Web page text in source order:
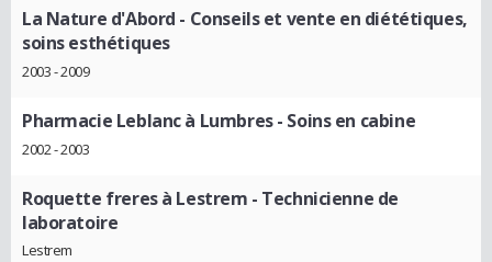
La Nature d'Abord - Conseils et vente en diététiques,
soins esthétiques
2003 - 2009
Pharmacie Leblanc à Lumbres- Soins en cabine
2002 - 2003
Roquette freres à Lestrem - Technicienne de
laboratoire
Lestrem